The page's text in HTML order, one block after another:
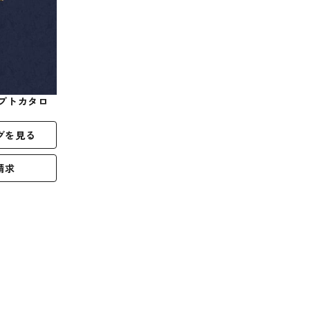
トカタロ
を見る
求